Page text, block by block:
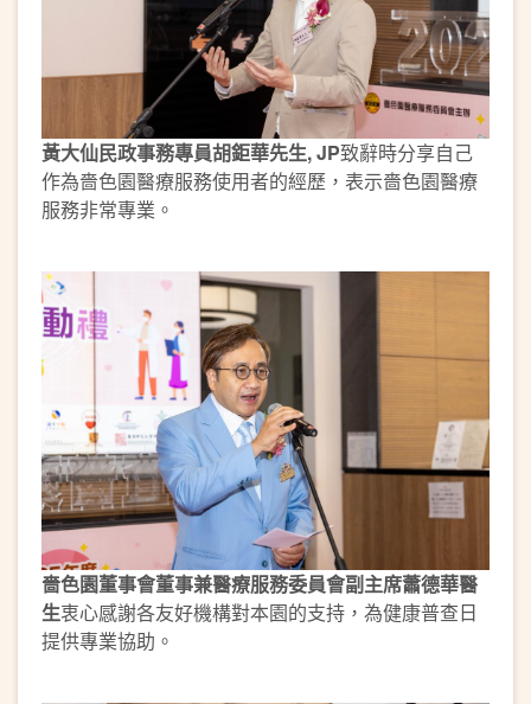
黃大仙民政事務專員胡鉅華先生, JP致辭時分享自己
作為嗇色園醫療服務使用者的經歷，表示嗇色園醫療
服務非常專業。
嗇色園董事會董事兼醫療服務委員會副主席蕭德華醫
生衷心感謝各友好機構對本園的支持，為健康普查日
提供專業協助。